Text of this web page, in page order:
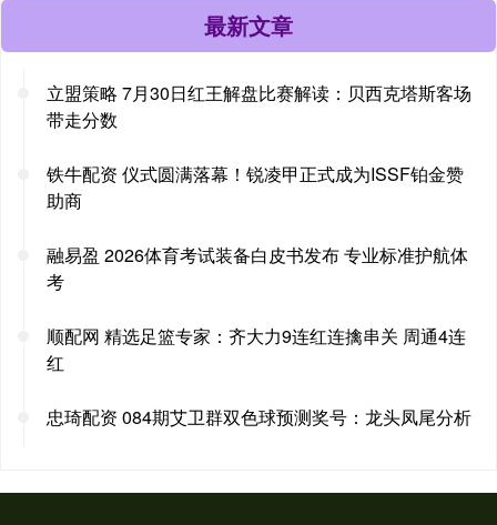
最新文章
立盟策略 7月30日红王解盘比赛解读：贝西克塔斯客场
带走分数
铁牛配资 仪式圆满落幕！锐凌甲正式成为ISSF铂金赞
助商
融易盈 2026体育考试装备白皮书发布 专业标准护航体
考
顺配网 精选足篮专家：齐大力9连红连擒串关 周通4连
红
忠琦配资 084期艾卫群双色球预测奖号：龙头凤尾分析